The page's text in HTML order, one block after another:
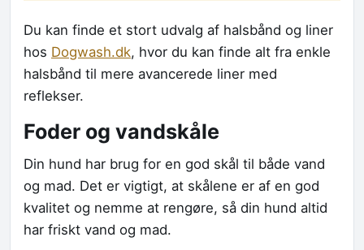
Du kan finde et stort udvalg af halsbånd og liner
hos Dogwash.dk, hvor du kan finde alt fra enkle
halsbånd til mere avancerede liner med
reflekser.
Foder og vandskåle
Din hund har brug for en god skål til både vand
og mad. Det er vigtigt, at skålene er af en god
kvalitet og nemme at rengøre, så din hund altid
har friskt vand og mad.